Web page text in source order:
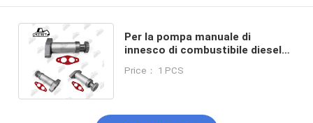
Per la pompa manuale di
innesco di combustibile diesel
105-2508
Price： 1 PCS